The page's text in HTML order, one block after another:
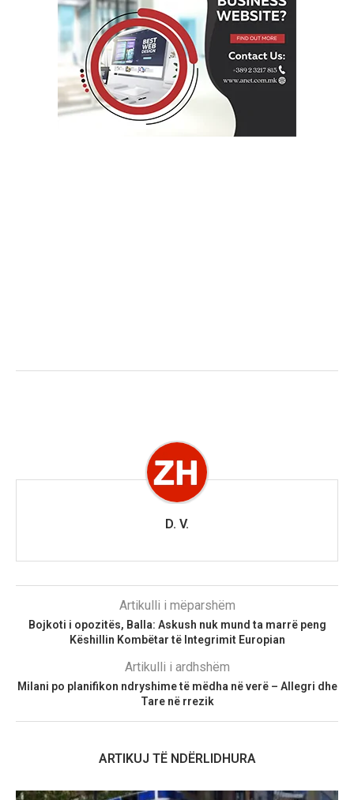
D. V.
Artikulli i mëparshëm
Bojkoti i opozitës, Balla: Askush nuk mund ta marrë peng
Këshillin Kombëtar të Integrimit Europian
Artikulli i ardhshëm
Milani po planifikon ndryshime të mëdha në verë – Allegri dhe
Tare në rrezik
ARTIKUJ TË NDËRLIDHURA